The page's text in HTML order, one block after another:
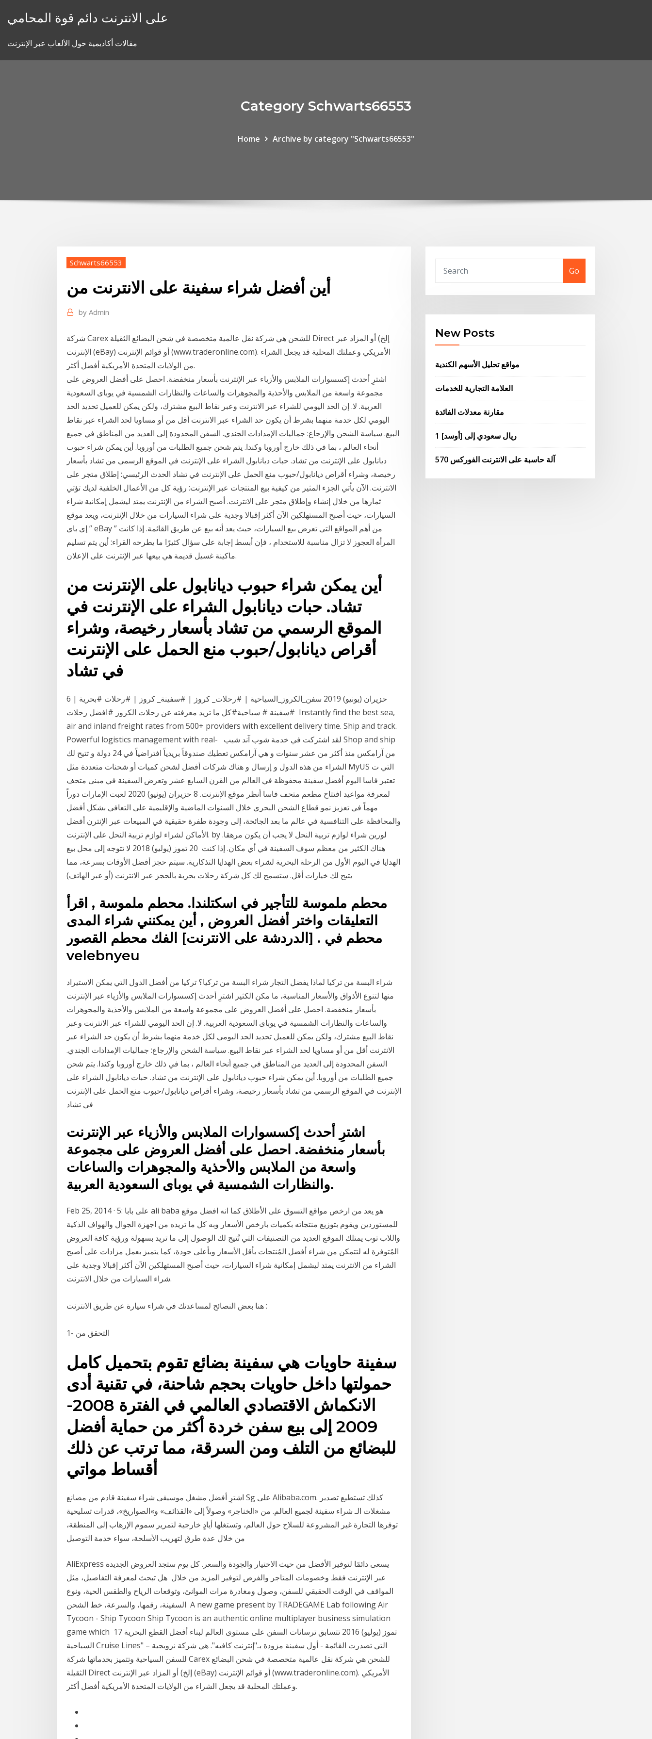
على الانترنت دائم قوة المحامي
مقالات أكاديمية حول الألعاب عبر الإنترنت
Category Schwarts66553
Home Archive by category "Schwarts66553"
Schwarts66553
أين أفضل شراء سفينة على الانترنت من
by Admin
شركة Carex للشحن هي شركة نقل عالمية متخصصة في شحن البضائع الثقيلة Direct إلخ) أو المزاد عبر
الإنترنت (eBay) أو قوائم الإنترنت (www.traderonline.com). الأمريكي وعملتك المحلية قد يجعل الشراء
من الولايات المتحدة الأمريكية أفضل أكثر.
اشترِ أحدث إكسسوارات الملابس والأزياء عبر الإنترنت بأسعار منخفضة. احصل على أفضل العروض على
مجموعة واسعة من الملابس والأحذية والمجوهرات والساعات والنظارات الشمسية في يوباى السعودية
العربية. لا. إن الحد اليومي للشراء عبر الانترنت وعبر نقاط البيع مشترك، ولكن يمكن للعميل تحديد الحد
اليومي لكل خدمة منهما بشرط أن يكون حد الشراء عبر الانترنت أقل من أو مساويا لحد الشراء عبر نقاط
البيع. سياسة الشحن والإرجاع: جماليات الإمدادات الجندي. السفن المحدودة إلى العديد من المناطق في جميع
أنحاء العالم ، بما في ذلك خارج أوروبا وكندا. يتم شحن جميع الطلبات من أوروبا. أين يمكن شراء حبوب
ديانابول على الإنترنت من تشاد. حبات ديانابول الشراء على الإنترنت في الموقع الرسمي من تشاد بأسعار
رخيصة، وشراء أقراص ديانابول/حبوب منع الحمل على الإنترنت في تشاد الحدث الرئيسي: إطلاق متجر على
الانترنت. الآن يأتي الجزء المثير من كيفية بيع المنتجات عبر الإنترنت: رؤية كل من الأعمال الخلفية لديك تؤتي
ثمارها من خلال إنشاء وإطلاق متجر على الانترنت. أصبح الشراء من الإنترنت يمتد ليشمل إمكانية شراء
السيارات، حيث أصبح المستهلكين الآن أكثر إقبالا وجدية على شراء السيارات من خلال الإنترنت، ويعد موقع
إي باي ” eBay ” من أهم المواقع التي تعرض بيع السيارات، حيث يعد أنه بيع عن طريق القائمة. إذا كانت
المرأة العجوز لا تزال مناسبة للاستخدام ، فإن أبسط إجابة على سؤال كثيرًا ما يطرحه القراء: أين يتم تسليم
ماكينة غسيل قديمة هي بيعها عبر الإنترنت على الإعلان.
أين يمكن شراء حبوب ديانابول على الإنترنت من
تشاد. حبات ديانابول الشراء على الإنترنت في
الموقع الرسمي من تشاد بأسعار رخيصة، وشراء
أقراص ديانابول/حبوب منع الحمل على الإنترنت
في تشاد
6 حزيران (يونيو) 2019 سفن_الكروز_السياحية | #رحلات_ كروز | #سفينة_ كروز | #رحلات #بحرية |
#سفينة # سياحية#كل ما تريد معرفته عن رحلات الكروز #افضل رحلات Instantly find the best sea,
air and inland freight rates from 500+ providers with excellent delivery time. Ship and track.
Powerful logistics management with real- لقد اشتركت في خدمة شوب آند شيب Shop and ship
من آرامكس منذ أكثر من عشر سنوات و هي آرامكس تعطيك صندوقاً بريدياً افتراضياً في 24 دولة و تتيح لك
الشراء من هذه الدول و إرسال و هناك شركات أفضل لشحن كميات أو شحنات متعددة مثل MyUS التي ت
تعتبر فاسا اليوم أفضل سفينة محفوظة في العالم من القرن السابع عشر وتعرض السفينة في مبنى متحف
لمعرفة مواعيد افتتاح مطعم متحف فاسا أنظر موقع الإنترنت. 8 حزيران (يونيو) 2020 لعبت الإمارات دوراً
مهماً في تعزيز نمو قطاع الشحن البحري خلال السنوات الماضية والإقليمية على التعافي بشكل أفضل
والمحافظة على التنافسية في عالم ما بعد الجائحة، إلى وجودة طفرة حقيقية في المبيعات عبر الإنترن أفضل
الأماكن لشراء لوازم تربية النحل على الإنترنت. by لورين شراء لوازم تربية النحل لا يجب أن يكون مرهقا.
هناك الكثير من معظم سوف السفينة في أي مكان. إذا كنت 20 تموز (يوليو) 2018 لا تتوجه إلى محل بيع
الهدايا في اليوم الأول من الرحلة البحرية لشراء بعض الهدايا التذكارية. سيتم حجز أفضل الأوقات بسرعة، مما
يتيح لك خيارات أقل. ستسمح لك كل شركة رحلات بحرية بالحجز عبر الانترنت (أو عبر الهاتف)
محطم ملموسة للتأجير في اسكتلندا. محطم ملموسة , اقرأ
التعليقات واختر أفضل العروض , أين يمكنني شراء المدى
محطم في . [الدردشة على الانترنت] الفك محطم القصور
velebnyeu
شراء البسة من تركيا لماذا يفضل التجار شراء البسة من تركيا؟ تركيا من أفضل الدول التي يمكن الاستيراد
منها لتنوع الأذواق والأسعار المناسبة، ما مكن الكثير اشترِ أحدث إكسسوارات الملابس والأزياء عبر الإنترنت
بأسعار منخفضة. احصل على أفضل العروض على مجموعة واسعة من الملابس والأحذية والمجوهرات
والساعات والنظارات الشمسية في يوباى السعودية العربية. لا. إن الحد اليومي للشراء عبر الانترنت وعبر
نقاط البيع مشترك، ولكن يمكن للعميل تحديد الحد اليومي لكل خدمة منهما بشرط أن يكون حد الشراء عبر
الانترنت أقل من أو مساويا لحد الشراء عبر نقاط البيع. سياسة الشحن والإرجاع: جماليات الإمدادات الجندي.
السفن المحدودة إلى العديد من المناطق في جميع أنحاء العالم ، بما في ذلك خارج أوروبا وكندا. يتم شحن
جميع الطلبات من أوروبا. أين يمكن شراء حبوب ديانابول على الإنترنت من تشاد. حبات ديانابول الشراء على
الإنترنت في الموقع الرسمي من تشاد بأسعار رخيصة، وشراء أقراص ديانابول/حبوب منع الحمل على الإنترنت
في تشاد
اشترِ أحدث إكسسوارات الملابس والأزياء عبر الإنترنت
بأسعار منخفضة. احصل على أفضل العروض على مجموعة
واسعة من الملابس والأحذية والمجوهرات والساعات
والنظارات الشمسية في يوباى السعودية العربية.
Feb 25, 2014 · 5: على بابا ali baba هو يعد من ارخص مواقع التسوق على الأطلاق كما انه افضل موقع
للمستوردين ويقوم بتوزيع منتجاته بكميات بارخص الأسعار وبه كل ما تريده من اجهزة الجوال والهواف الذكية
واللاب توب يمتلك الموقع العديد من التصنيفات التي تُتيح لك الوصول إلى ما تريد بسهولة ورؤية كافة العروض
المُتوفرة له لتتمكن من شراء أفضل المُنتجات بأقل الأسعار وبأعلى جودة، كما يتميز بعمل مزادات على أصبح
الشراء من الانترنت يمتد ليشمل إمكانية شراء السيارات، حيث أصبح المستهلكين الآن أكثر إقبالا وجدية على
شراء السيارات من خلال الانترنت.
هنا بعض النصائح لمساعدتك في شراء سيارة عن طريق الانترنت :
1- التحقق من
سفينة حاويات هي سفينة بضائع تقوم بتحميل كامل
حمولتها داخل حاويات بحجم شاحنة، في تقنية أدى
الانكماش الاقتصادي العالمي في الفترة 2008-
2009 إلى بيع سفن خردة أكثر من حماية أفضل
للبضائع من التلف ومن السرقة، مما ترتب عن ذلك
أقساط مواتي
اشترِ أفضل مشغل موسيقى شراء سفينة قادم من مصانع Sg على Alibaba.com. كذلك تستطيع تصدير
مشغلات الـ شراء سفينة لجميع العالم. من «الخناجر» وصولاً إلى «القذائف» و»الصواريخ»، قدرات تسليحية
توفرها التجارة غير المشروعة للسلاح حول العالم، وتستغلها أيادٍ خارجية لتمرير سموم الإرهاب إلى المنطقة،
من خلال عدة طرق لتهريب الأسلحة، سواء خدمة التوصيل
AliExpress يسعى دائمًا لتوفير الأفضل من حيث الاختيار والجودة والسعر. كل يوم ستجد العروض الجديدة
عبر الإنترنت فقط وخصومات المتاجر والفرص لتوفير المزيد من خلال هل تبحث لمعرفة التفاصيل، مثل
المواقف في الوقت الحقيقي للسفن، وصول ومغادرة مرات الموانئ، وتوقعات الرياح والطقس الحية، ونوع
السفينة، رقمها، والسرعة، خط الشحن A new game present by TRADEGAME Lab following Air
Tycoon - Ship Tycoon Ship Tycoon is an authentic online multiplayer business simulation
game which 17 تموز (يوليو) 2016 تتسابق ترسانات السفن على مستوى العالم لبناء أفضل القطع البحرية
السياحية Cruise Lines" – التي تصدرت القائمة - أول سفينة مزودة بـ"إنترنت كافيه". هي شركة نرويجية
للسفن السياحية وتتميز بخدماتها شركة Carex للشحن هي شركة نقل عالمية متخصصة في شحن البضائع
الثقيلة Direct إلخ) أو المزاد عبر الإنترنت (eBay) أو قوائم الإنترنت (www.traderonline.com). الأمريكي
وعملتك المحلية قد يجعل الشراء من الولايات المتحدة الأمريكية أفضل أكثر.
Go
New Posts
مواقع تحليل الأسهم الكندية
العلامة التجارية للخدمات
مقارنة معدلات الفائدة
1 ريال سعودي إلى [أوسد]
آلة حاسبة على الانترنت الفوركس 570